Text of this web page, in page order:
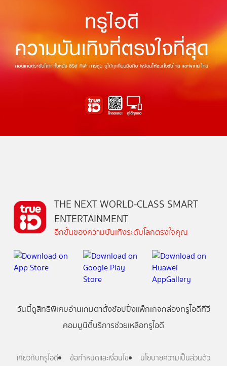
THE NEXT WORLD-CLASS SMART
ENTERTAINMENT
อีกขั้นของความบันเทิงระดับโลกตรงใจคุณ
วันนี้ดูสิทธิพิเศษอ่านเกมตาตั้งช้อปปิ้งแพ็กเกจกล่องทรูไอดีทีวี
คอมมูนิตี้บริการช่วยเหลือทรูไอดี
เกี่ยวกับทรูไอดี ข้อกำหนดและเงื่อนไข นโยบายความเป็นส่วนตัว